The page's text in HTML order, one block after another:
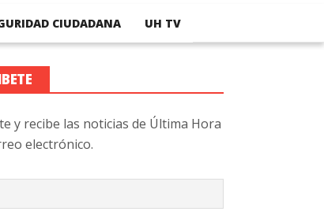
CIUDADANA UH TV
y recibe las noticias de Última Hora
electrónico.